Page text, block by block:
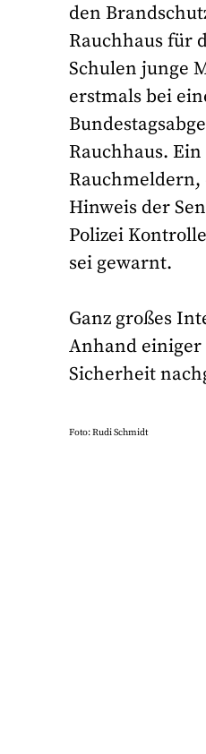
den
Rauchhaus für
Schulen junge
erstmals bei
Rauchhaus.
Rauchmeldern,
Hinweis der
Polizei
sei gewarnt.
Ganz großes
Anhand einiger
Sicherheit
Foto: Rudi Schmidt